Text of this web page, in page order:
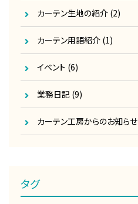
カーテン生地の紹介 (2)
カーテン用語紹介 (1)
イベント (6)
業務日記 (9)
カーテン工房からのお知らせ
タグ